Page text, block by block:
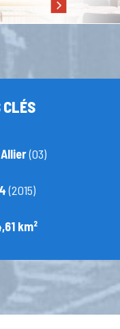
CLÉS
Allier(03)
(2015)
km²